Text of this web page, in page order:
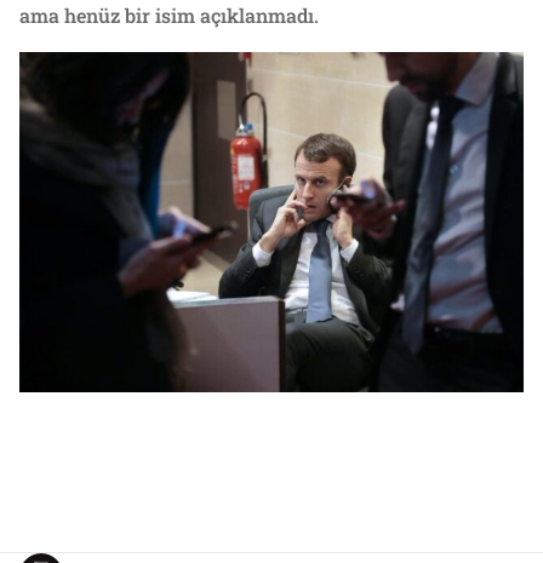
ama henüz bir isim açıklanmadı.